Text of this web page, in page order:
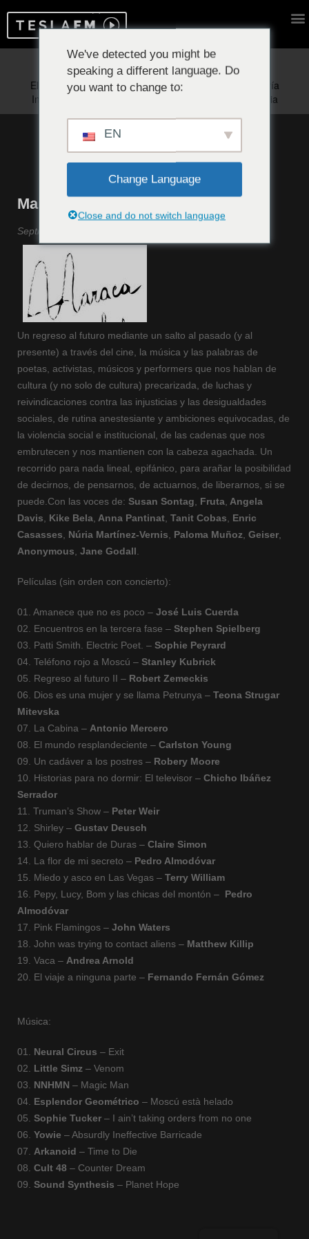
Reproduciendo ahora:
MaracaLab #11
Septiembre 2022
Un regreso al futuro mediante un salto al pasado (y al
presente) a través del cine, la música y las palabras de
poetas, activistas, músicos y performers que nos hablan de
cultura (y no solo de cultura) precarizada, de luchas y
reivindicaciones contra las injusticias y las desigualdades
sociales, de rutina anestesiante y ambiciones equivocadas, de
la violencia social e institucional, de las cadenas que nos
embrutecen y nos mantienen con la cabeza agachada. Un
recorrido para nada lineal, epifánico, para arañar la posibilidad
de decirnos, de pensarnos, de actuarnos, de liberarnos, si se
puede.Con las voces de: Susan Sontag Fruta Angela
Davis
Kike Bela Anna Pantinat Tanit Cobas
Enric
Casasses
Núria Martínez-Vernis Paloma Muñoz Geiser
Anonymous Jane Godall
Películas (sin orden con concierto):
01. Amanece que no es poco – José Luis Cuerda
02. Encuentros en la tercera fase – Stephen Spielberg
03. Patti Smith. Electric Poet. – Sophie Peyrard
04. Teléfono rojo a Moscú – Stanley Kubrick
05. Regreso al futuro II – Robert Zemeckis
06. Dios es una mujer y se llama Petrunya – Teona Strugar
Mitevska
07. La Cabina – Antonio Mercero
08. El mundo resplandeciente – Carlston Young
09. Un cadáver a los postres – Robery Moore
10. Historias para no dormir: El televisor – Chicho Ibáñez
Serrador
11. Truman’s Show – Peter Weir
12. Shirley – Gustav Deusch
13. Quiero hablar de Duras – Claire Simon
14. La flor de mi secreto – Pedro Almodóvar
15. Miedo y asco en Las Vegas – Terry William
16. Pepy, Lucy, Bom y las chicas del montón – Pedro
Almodóvar
17. Pink Flamingos – John Waters
18. John was trying to contact aliens – Matthew Killip
19. Vaca – Andrea Arnold
20. El viaje a ninguna parte – Fernando Fernán Gómez
Música:
01. Neural Circus – Exit
02. Little Simz – Venom
03. NNHMN – Magic Man
04. Esplendor Geométrico – Moscú està helado
05. Sophie Tucker – I ain’t taking orders from no one
06. Yowie – Absurdly Ineffective Barricade
07. Arkanoid – Time to Die
08. Cult 48 – Counter Dream
09. Sound Synthesis – Planet Hope
We've detected you might be
speaking a different language. Do
you want to change to:
EN
Change Language
Close and do not switch language